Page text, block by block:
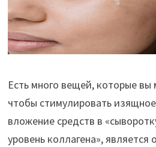
Есть много вещей, которые вы
чтобы стимулировать
вложение средств в
уровень коллагена», является